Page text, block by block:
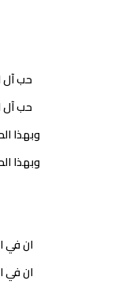
حب آل
حب آل
وبهذا
وبهذا
ان في
ان في